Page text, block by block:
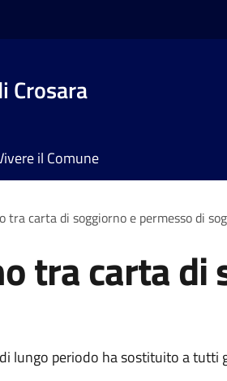
Crosara
il Comune
tra carta di soggiorno e permesso di
tra carta
lungo periodo ha sostituito a